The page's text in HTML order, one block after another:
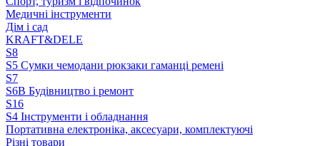
Медичні інструменти
Дім і сад
KRAFT&DELE
S8
S5 Сумки чемодани рюкзаки гаманці ремені
S7
S6B Будівництво і ремонт
S16
S4 Інструменти і обладнання
Портативна електроніка, аксесуари, комплектуючі
Різні товари